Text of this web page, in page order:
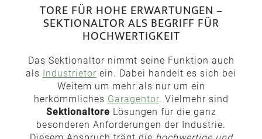
TORE FÜR HOHE ERWARTUNGEN –
SEKTIONALTOR ALS BEGRIFF FÜR
HOCHWERTIGKEIT
Das Sektionaltor nimmt seine Funktion auch
als Industrietor ein. Dabei handelt es sich bei
Weitem um mehr als nur um ein
herkömmliches Garagentor. Vielmehr sind
Sektionaltore Lösungen für die ganz
besonderen Anforderungen der Industrie.